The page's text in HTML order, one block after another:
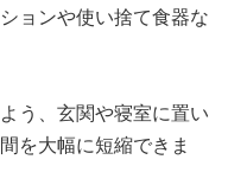
ョンや使い捨て食器な
う、玄関や寝室に置い
を大幅に短縮できま